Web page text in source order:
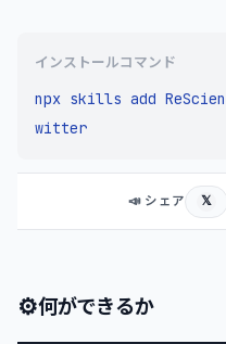
インストールコマンド
npx skills add
witter
📣 シェア 𝕏
⚙何ができるか